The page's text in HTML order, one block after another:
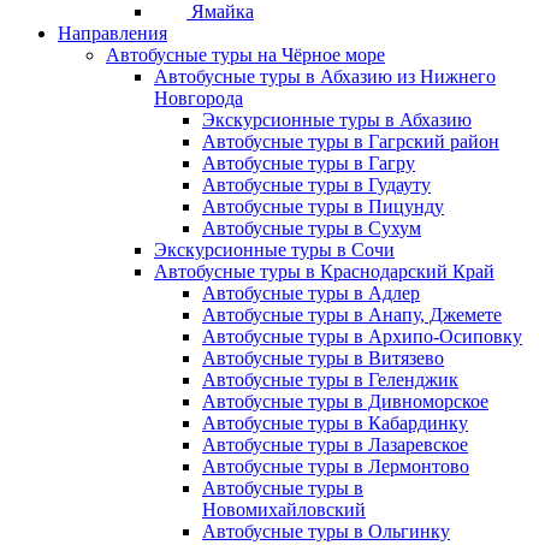
Ямайка
Направления
Автобусные туры на Чёрное море
Автобусные туры в Абхазию из Нижнего
Новгорода
Экскурсионные туры в Абхазию
Автобусные туры в Гагрский район
Автобусные туры в Гагру
Автобусные туры в Гудауту
Автобусные туры в Пицунду
Автобусные туры в Сухум
Экскурсионные туры в Сочи
Автобусные туры в Краснодарский Край
Автобусные туры в Адлер
Автобусные туры в Анапу, Джемете
Автобусные туры в Архипо-Осиповку
Автобусные туры в Витязево
Автобусные туры в Геленджик
Автобусные туры в Дивноморское
Автобусные туры в Кабардинку
Автобусные туры в Лазаревское
Автобусные туры в Лермонтово
Автобусные туры в
Новомихайловский
Автобусные туры в Ольгинку